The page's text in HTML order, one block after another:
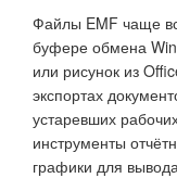
Файлы EMF чаще
буфере обмена
или рисунок из
экспортах
устаревших
инструменты
графики для